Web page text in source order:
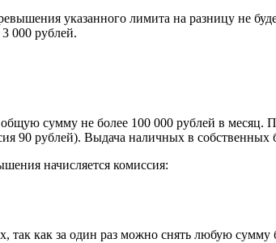
указанного лимита на разницу не
000 рублей.
сумму не более 100 000 рублей в месяц.
рублей). Выдача наличных в собственных
начисляется комиссия:
как за один раз можно снять любую сумму